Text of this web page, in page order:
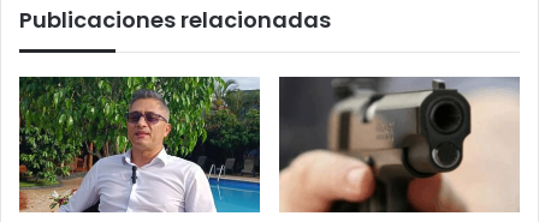
Publicaciones relacionadas